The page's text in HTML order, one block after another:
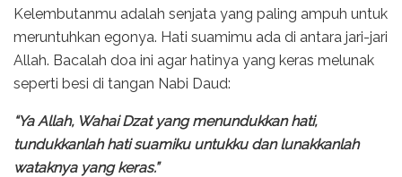
Kelembutanmu adalah senjata yang paling ampuh untuk
meruntuhkan egonya. Hati suamimu ada di antara jari-jari
Allah. Bacalah doa ini agar hatinya yang keras melunak
seperti besi di tangan Nabi Daud:
“Ya Allah, Wahai Dzat yang menundukkan hati,
tundukkanlah hati suamiku untukku dan lunakkanlah
wataknya yang keras.”